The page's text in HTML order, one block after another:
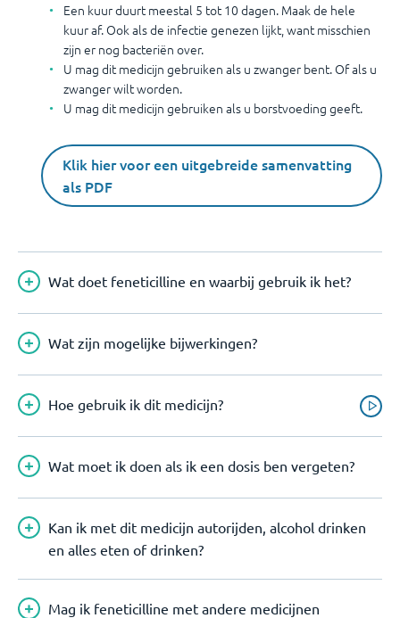
Een kuur duurt meestal 5 tot 10 dagen. Maak de hele
kuur af. Ook als de infectie genezen lijkt, want misschien
zijn er nog bacteriën over.
U mag dit medicijn gebruiken als u zwanger bent. Of als u
zwanger wilt worden.
U mag dit medicijn gebruiken als u borstvoeding geeft.
Klik hier voor een uitgebreide samenvatting
als PDF
Wat doet feneticilline en waarbij gebruik ik het?
Wat zijn mogelijke bijwerkingen?
Hoe gebruik ik dit medicijn?
Wat moet ik doen als ik een dosis ben vergeten?
Kan ik met dit medicijn autorijden, alcohol drinken
en alles eten of drinken?
Mag ik feneticilline met andere medicijnen